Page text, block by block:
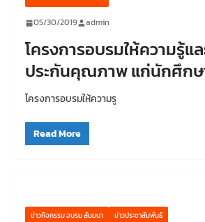
05/30/2019 admin
โครงการอบรมให้ความรู้แ
ประกันคุณภาพ แก่นักศึก
โครงการอบรมให้ความรู
Read More
ข่าวกิจกรรม อบรม สัมมนา ข่าวประชาสัมพันธ์